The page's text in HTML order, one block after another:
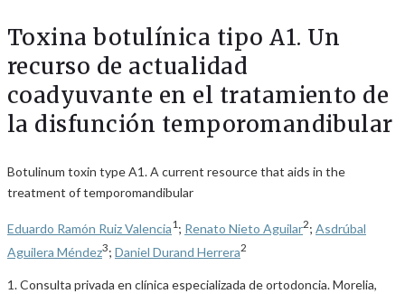
Toxina botulínica tipo A1. Un
recurso de actualidad
coadyuvante en el tratamiento de
la disfunción temporomandibular
Botulinum toxin type A1. A current resource that aids in the
treatment of temporomandibular
Eduardo Ramón Ruiz Valencia1 ; Renato Nieto Aguilar2; Asdrúbal
Aguilera Méndez3; Daniel Durand Herrera2
1. Consulta privada en clínica especializada de ortodoncia. Morelia,